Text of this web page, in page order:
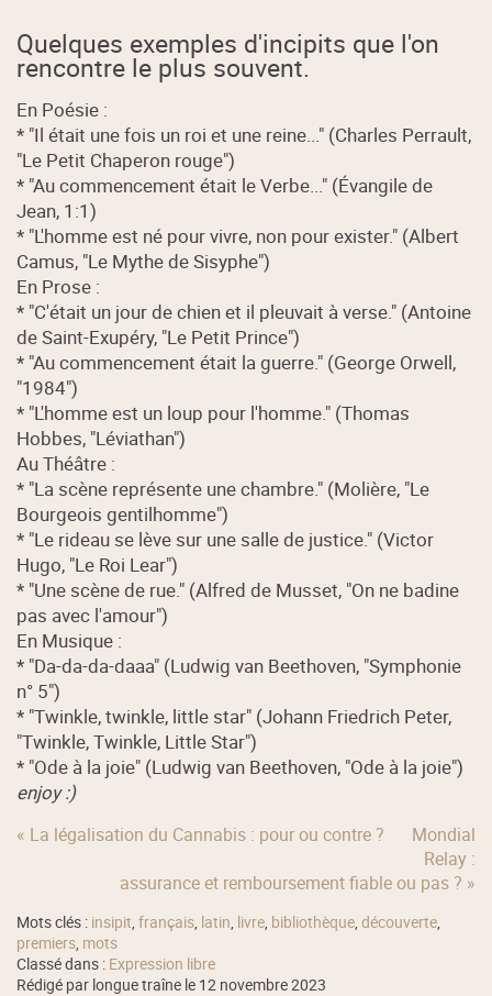
Quelques exemples d'incipits que l'on
rencontre le plus souvent.
En Poésie :
* "Il était une fois un roi et une reine..." (Charles Perrault,
"Le Petit Chaperon rouge")
* "Au commencement était le Verbe..." (Évangile de
Jean, 1:1)
* "L'homme est né pour vivre, non pour exister." (Albert
Camus, "Le Mythe de Sisyphe")
En Prose :
* "C'était un jour de chien et il pleuvait à verse." (Antoine
de Saint-Exupéry, "Le Petit Prince")
* "Au commencement était la guerre." (George Orwell,
"1984")
* "L'homme est un loup pour l'homme." (Thomas
Hobbes, "Léviathan")
Au Théâtre :
* "La scène représente une chambre." (Molière, "Le
Bourgeois gentilhomme")
* "Le rideau se lève sur une salle de justice." (Victor
Hugo, "Le Roi Lear")
* "Une scène de rue." (Alfred de Musset, "On ne badine
pas avec l'amour")
En Musique :
* "Da-da-da-daaa" (Ludwig van Beethoven, "Symphonie
n° 5")
* "Twinkle, twinkle, little star" (Johann Friedrich Peter,
"Twinkle, Twinkle, Little Star")
* "Ode à la joie" (Ludwig van Beethoven, "Ode à la joie")
enjoy :)
« La légalisation du Cannabis : pour ou contre ?
Mondial
Relay :
assurance et remboursement fiable ou pas ? »
Mots clés : insipit,français, latin, livre, bibliothèque,découverte,
premiers, mots
Classé dans : Expression libre
Rédigé par longue traîne le 12 novembre 2023